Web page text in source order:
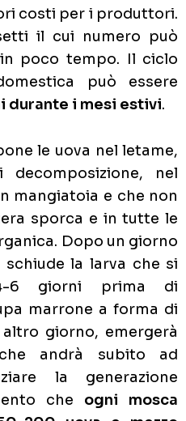
costi per i produttori.
il cui numero può
poco tempo. Il ciclo
può essere
durante i mesi estivi.
le uova nel letame,
nel
mangiatoia e che non
sporca e in tutte le
Dopo un giorno
la larva che si
6 giorni prima di
marrone a forma di
giorno, emergerà
andrà subito ad
la generazione
che ogni mosca